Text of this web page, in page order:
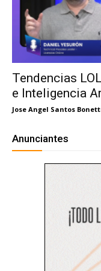
Tendencias
e Inteligencia
Jose Angel Santos
Anunciantes